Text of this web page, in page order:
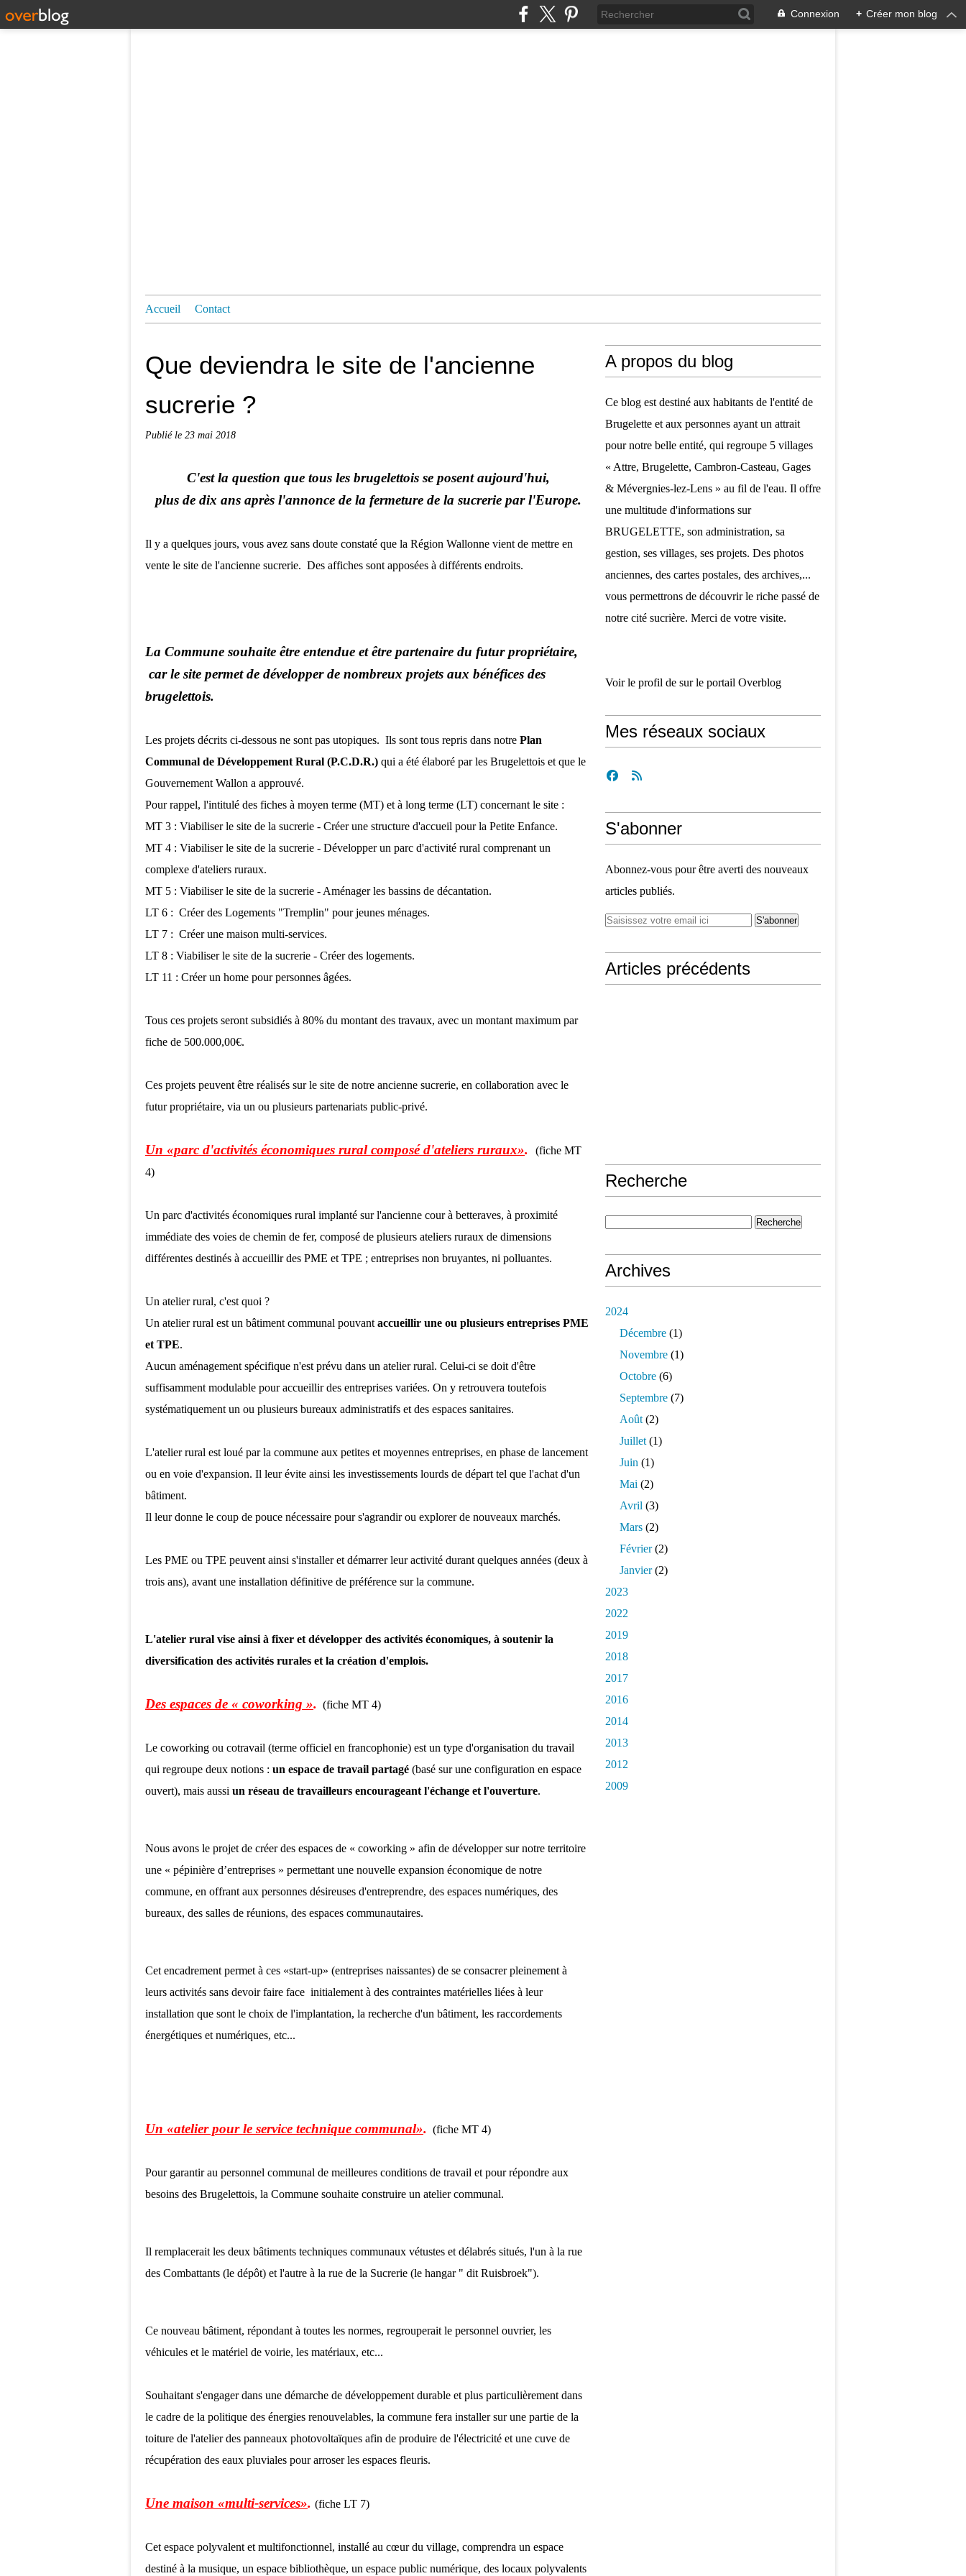
Connexion + Créer mon blog
Accueil Contact
Que deviendra le site de l'ancienne
sucrerie ?
Publié le 23 mai 2018
C'est la question que tous les brugelettois se posent aujourd'hui,
plus de dix ans après l'annonce de la fermeture de la sucrerie par l'Europe.
Il y a quelques jours, vous avez sans doute constaté que la Région Wallonne vient de mettre en
vente le site de l'ancienne sucrerie. Des affiches sont apposées à différents endroits.
La Commune souhaite être entendue et être partenaire du futur propriétaire,
car le site permet de développer de nombreux projets aux bénéfices des
brugelettois.
Les projets décrits ci-dessous ne sont pas utopiques. Ils sont tous repris dans notre Plan
Communal de Développement Rural (P.C.D.R.) qui a été élaboré par les Brugelettois et que le
Gouvernement Wallon a approuvé.
Pour rappel, l'intitulé des fiches à moyen terme (MT) et à long terme (LT) concernant le site :
MT 3 : Viabiliser le site de la sucrerie - Créer une structure d'accueil pour la Petite Enfance.
MT 4 : Viabiliser le site de la sucrerie - Développer un parc d'activité rural comprenant un
complexe d'ateliers ruraux.
MT 5 : Viabiliser le site de la sucrerie - Aménager les bassins de décantation.
LT 6 : Créer des Logements "Tremplin" pour jeunes ménages.
LT 7 : Créer une maison multi-services.
LT 8 : Viabiliser le site de la sucrerie - Créer des logements.
LT 11 : Créer un home pour personnes âgées.
Tous ces projets seront subsidiés à 80% du montant des travaux, avec un montant maximum par
fiche de 500.000,00€.
Ces projets peuvent être réalisés sur le site de notre ancienne sucrerie, en collaboration avec le
futur propriétaire, via un ou plusieurs partenariats public-privé.
Un «parc d'activités économiques rural composé d'ateliers ruraux».
(fiche MT
4)
Un parc d'activités économiques rural implanté sur l'ancienne cour à betteraves, à proximité
immédiate des voies de chemin de fer, composé de plusieurs ateliers ruraux de dimensions
différentes destinés à accueillir des PME et TPE ; entreprises non bruyantes, ni polluantes.
Un atelier rural, c'est quoi ?
Un atelier rural est un bâtiment communal pouvant accueillir une ou plusieurs entreprises PME
et TPE.
Aucun aménagement spécifique n'est prévu dans un atelier rural. Celui-ci se doit d'être
suffisamment modulable pour accueillir des entreprises variées. On y retrouvera toutefois
systématiquement un ou plusieurs bureaux administratifs et des espaces sanitaires.
L'atelier rural est loué par la commune aux petites et moyennes entreprises, en phase de lancement
ou en voie d'expansion. Il leur évite ainsi les investissements lourds de départ tel que l'achat d'un
bâtiment.
Il leur donne le coup de pouce nécessaire pour s'agrandir ou explorer de nouveaux marchés.
Les PME ou TPE peuvent ainsi s'installer et démarrer leur activité durant quelques années (deux à
trois ans), avant une installation définitive de préférence sur la commune.
L'atelier rural vise ainsi à fixer et développer des activités économiques, à soutenir la
diversification des activités rurales et la création d'emplois.
Des espaces de « coworking ». (fiche MT 4)
Le coworking ou cotravail (terme officiel en francophonie) est un type d'organisation du travail
qui regroupe deux notions : un espace de travail partagé (basé sur une configuration en espace
ouvert), mais aussi un réseau de travailleurs encourageant l'échange et l'ouverture.
Nous avons le projet de créer des espaces de « coworking » afin de développer sur notre territoire
une « pépinière d’entreprises » permettant une nouvelle expansion économique de notre
commune, en offrant aux personnes désireuses d'entreprendre, des espaces numériques, des
bureaux, des salles de réunions, des espaces communautaires.
Cet encadrement permet à ces «start-up» (entreprises naissantes) de se consacrer pleinement à
leurs activités sans devoir faire face initialement à des contraintes matérielles liées à leur
installation que sont le choix de l'implantation, la recherche d'un bâtiment, les raccordements
énergétiques et numériques, etc...
Un «atelier pour le service technique communal». (fiche MT 4)
Pour garantir au personnel communal de meilleures conditions de travail et pour répondre aux
besoins des Brugelettois, la Commune souhaite construire un atelier communal.
Il remplacerait les deux bâtiments techniques communaux vétustes et délabrés situés, l'un à la rue
des Combattants (le dépôt) et l'autre à la rue de la Sucrerie (le hangar " dit Ruisbroek").
Ce nouveau bâtiment, répondant à toutes les normes, regrouperait le personnel ouvrier, les
véhicules et le matériel de voirie, les matériaux, etc...
Souhaitant s'engager dans une démarche de développement durable et plus particulièrement dans
le cadre de la politique des énergies renouvelables, la commune fera installer sur une partie de la
toiture de l'atelier des panneaux photovoltaïques afin de produire de l'électricité et une cuve de
récupération des eaux pluviales pour arroser les espaces fleuris.
Une maison «multi-services». (fiche LT 7)
Cet espace polyvalent et multifonctionnel, installé au cœur du village, comprendra un espace
destiné à la musique, un espace bibliothèque, un espace public numérique, des locaux polyvalents
A propos du blog
Ce blog est destiné aux habitants de l'entité de
Brugelette et aux personnes ayant un attrait
pour notre belle entité, qui regroupe 5 villages
« Attre, Brugelette, Cambron-Casteau, Gages
& Mévergnies-lez-Lens » au fil de l'eau. Il offre
une multitude d'informations sur
BRUGELETTE, son administration, sa
gestion, ses villages, ses projets. Des photos
anciennes, des cartes postales, des archives,...
vous permettrons de découvrir le riche passé de
notre cité sucrière. Merci de votre visite.
Voir le profil de sur le portail Overblog
Mes réseaux sociaux
S'abonner
Abonnez-vous pour être averti des nouveaux
articles publiés.
Articles précédents
Recherche
Archives
2024
Décembre (1)
Novembre (1)
Octobre (6)
Septembre (7)
Août (2)
Juillet (1)
Juin (1)
Mai (2)
Avril (3)
Mars (2)
Février(2)
Janvier(2)
2023
2022
2019
2018
2017
2016
2014
2013
2012
2009